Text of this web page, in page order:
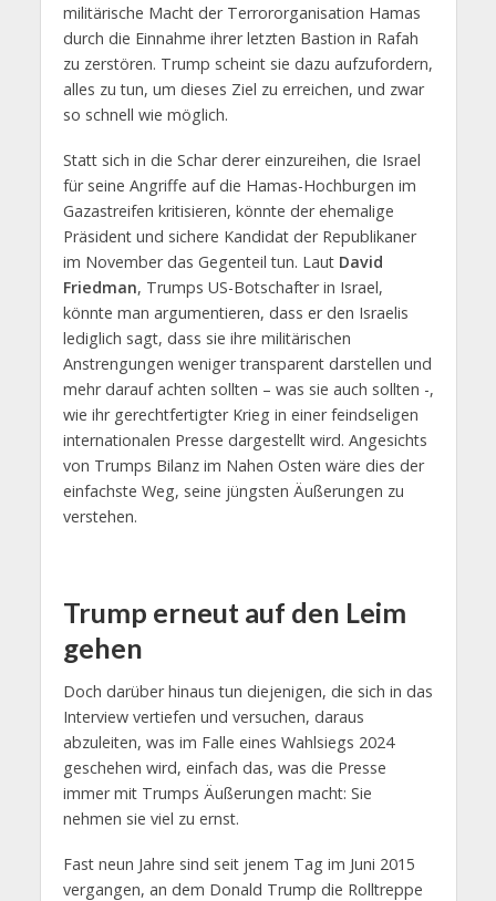
militärische Macht der Terrororganisation Hamas
durch die Einnahme ihrer letzten Bastion in Rafah
zu zerstören. Trump scheint sie dazu aufzufordern,
alles zu tun, um dieses Ziel zu erreichen, und zwar
so schnell wie möglich.
Statt sich in die Schar derer einzureihen, die Israel
für seine Angriffe auf die Hamas-Hochburgen im
Gazastreifen kritisieren, könnte der ehemalige
Präsident und sichere Kandidat der Republikaner
im November das Gegenteil tun. Laut David
Friedman, Trumps US-Botschafter in Israel,
könnte man argumentieren, dass er den Israelis
lediglich sagt, dass sie ihre militärischen
Anstrengungen weniger transparent darstellen und
mehr darauf achten sollten – was sie auch sollten -,
wie ihr gerechtfertigter Krieg in einer feindseligen
internationalen Presse dargestellt wird. Angesichts
von Trumps Bilanz im Nahen Osten wäre dies der
einfachste Weg, seine jüngsten Äußerungen zu
verstehen.
Trump erneut auf den Leim
gehen
Doch darüber hinaus tun diejenigen, die sich in das
Interview vertiefen und versuchen, daraus
abzuleiten, was im Falle eines Wahlsiegs 2024
geschehen wird, einfach das, was die Presse
immer mit Trumps Äußerungen macht: Sie
nehmen sie viel zu ernst.
Fast neun Jahre sind seit jenem Tag im Juni 2015
vergangen, an dem Donald Trump die Rolltreppe